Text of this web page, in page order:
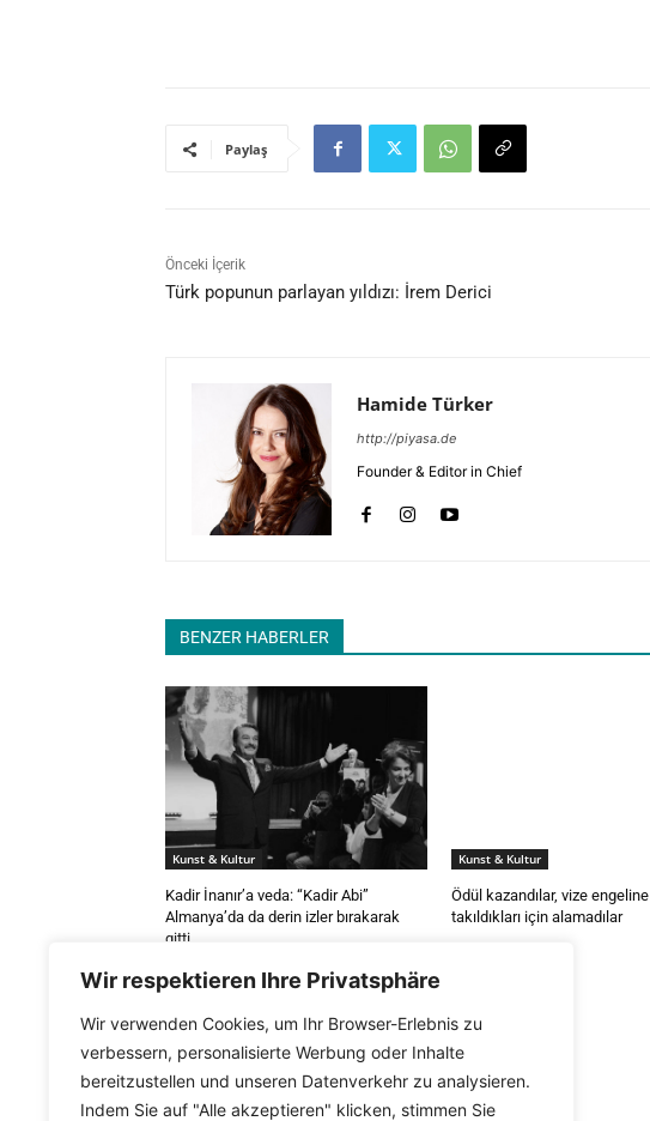
Wir respektieren Ihre Privatsphäre
Wir verwenden Cookies, um Ihr Browser-Erlebnis zu
verbessern, personalisierte Werbung oder Inhalte
bereitzustellen und unseren Datenverkehr zu analysieren.
Indem Sie auf "Alle akzeptieren" klicken, stimmen Sie
Paylaş
Önceki İçerik
Türk popunun parlayan yıldızı: İrem Derici
Hamide Türker
http://piyasa.de
Founder & Editor in Chief
BENZER HABERLER
Kunst & Kultur
Kadir İnanır’a veda: “Kadir Abi”
Almanya’da da derin izler bırakarak
gitti…
Kunst & Kultur
Ödül kazandılar, vize engeline
takıldıkları için alamadılar